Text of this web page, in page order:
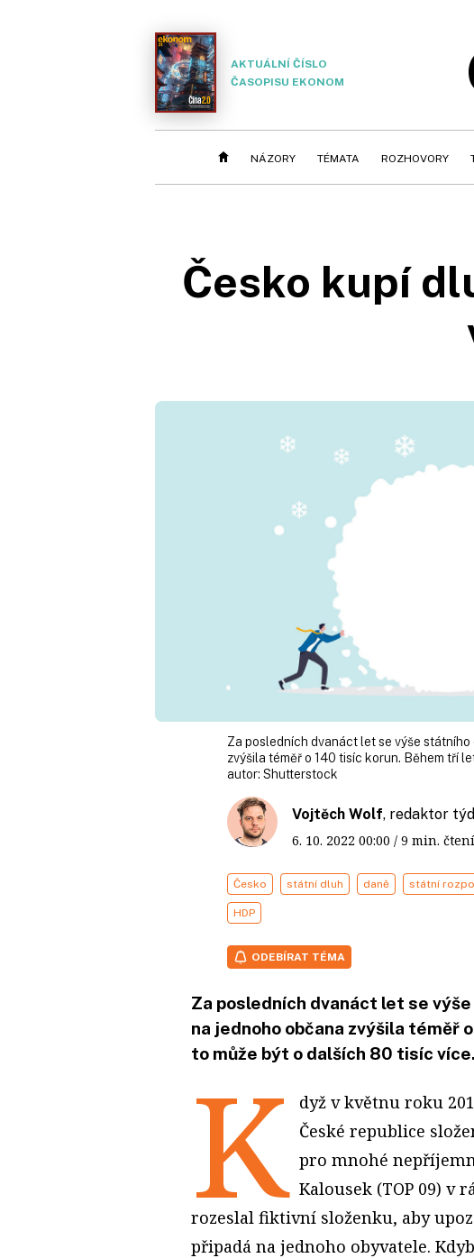
AKTUÁLNÍ ČÍSLO
ČASOPISU EKONOM
NÁZORY TÉMATA ROZHOVORY
Česko kupí
Za posledních dvanáct let se výše
zvýšila téměř o 140 tisíc korun. Během tří
autor: Shutterstock
Vojtěch Wolf, redaktor
6. 10. 2022 00:00 / 9 min.
Česko státní dluh daně státní
HDP
ODEBÍRAT TÉMA
Za posledních dvanáct let se
na jednoho občana zvýšila téměř
to může být o dalších 80 tisíc více.
K dyž v květnu roku
České republice
pro mnohé
Kalousek (TOP 09) v
rozeslal fiktivní složenku, aby
připadá na jednoho obyvatele.